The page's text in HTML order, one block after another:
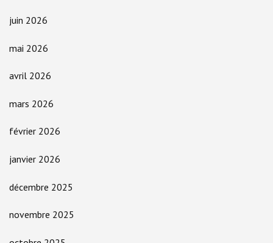
juin 2026
mai 2026
avril 2026
mars 2026
février 2026
janvier 2026
décembre 2025
novembre 2025